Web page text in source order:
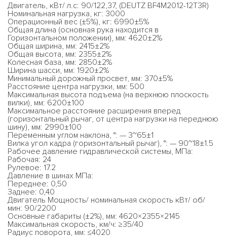
Двигатель, кВт/ л.с: 90/122,37, (DEUTZ BF4M2012-12T3R)
Номинальная нагрузка, кг: 3000
Операционный вес (±5%), кг: 6990±5%
Общая длина (основная рука находится в
Горизонтальном положении), мм: 4620±2%
Общая ширина, мм: 2415±2%
Общая высота, мм: 2355±2%
Колесная база, мм: 2850±2%
Ширина шасси, мм: 1920±2%
Минимальный дорожный просвет, мм: 370±5%
Расстояние центра нагрузки, мм: 500
Максимальная высота подъема (на верхнюю плоскость
вилки), мм: 6200±100
Максимальное расстояние расширения вперед
(горизонтальный рычаг, от центра нагрузки на переднюю
шину), мм: 2990±100
Переменным углом наклона, °: — 3~65±1
Вилка угол кадра (горизонтальный рычаг), °: — 90~18±1.5
Рабочее давление гидравлической системы, МПа:
Рабочая: 24
Рулевое: 17.2
Давление в шинах МПа:
Переднее: 0,50
Заднее: 0,40
Двигатель Мощность/ номинальная скорость кВт/ об/
мин: 90/2200
Основные габариты (±2%), мм: 4620×2355×2145
Максимальная скорость, км/ч: ≥35/40
Радиус поворота, мм: ≤4020